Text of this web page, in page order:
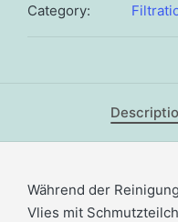
Category:
Während der
Vlies mit